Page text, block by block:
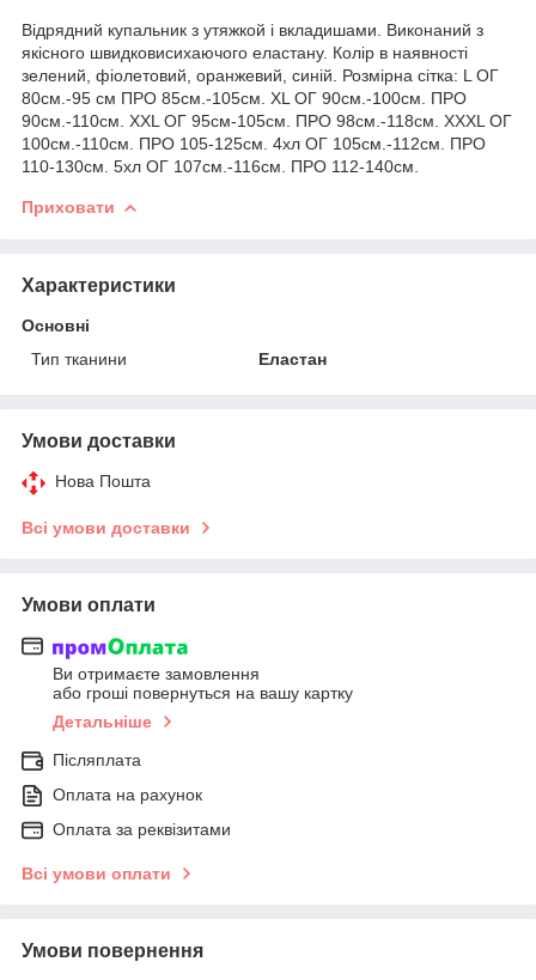
Відрядний купальник з утяжкой і вкладишами. Виконаний з
якісного швидковисихаючого еластану. Колір в наявності
зелений, фіолетовий, оранжевий, синій. Розмірна сітка: L ОГ
80см.-95 см ПРО 85см.-105см. XL ОГ 90см.-100см. ПРО
90см.-110см. XXL ОГ 95см-105см. ПРО 98см.-118см. XXXL ОГ
100см.-110см. ПРО 105-125см. 4хл ОГ 105см.-112см. ПРО
110-130см. 5хл ОГ 107см.-116см. ПРО 112-140см.
Приховати
Характеристики
Основні
Тип тканини
Еластан
Умови доставки
Нова Пошта
Всі умови доставки
Умови оплати
Ви отримаєте замовлення
або гроші повернуться на вашу картку
Детальніше
Післяплата
Оплата на рахунок
Оплата за реквізитами
Всі умови оплати
Умови повернення